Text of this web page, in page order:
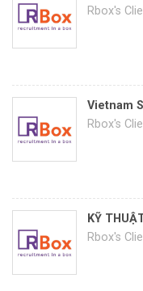
Rbox's
Vietnam
Rbox's
KỸ
Rbox's